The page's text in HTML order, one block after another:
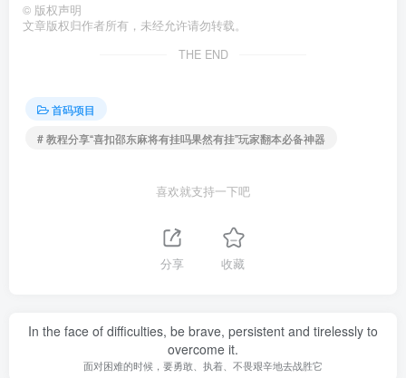
© 版权声明
文章版权归作者所有，未经允许请勿转载。
THE END
首码项目
# 教程分享“喜扣邵东麻将有挂吗果然有挂”玩家翻本必备神器
喜欢就支持一下吧
分享 收藏
In the face of difficulties, be brave, persistent and tirelessly to
overcome it.
面对困难的时候，要勇敢、执着、不畏艰辛地去战胜它